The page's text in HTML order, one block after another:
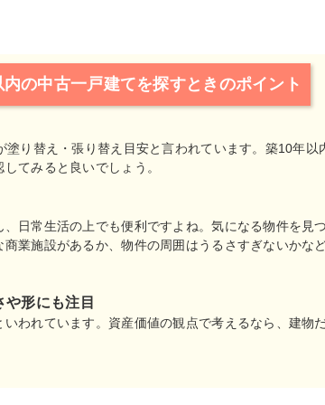
の中古一戸建てを探すときのポイント
り替え・張り替え目安と言われています。築10年
てみると良いでしょう。
日常生活の上でも便利ですよね。気になる物件を見
業施設があるか、物件の周囲はうるさすぎないかな
形にも注目
われています。資産価値の観点で考えるなら、建物